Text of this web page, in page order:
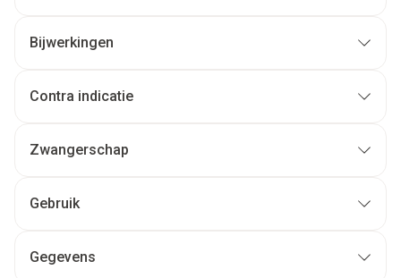
Bijwerkingen
Contra indicatie
Zwangerschap
Gebruik
Gegevens